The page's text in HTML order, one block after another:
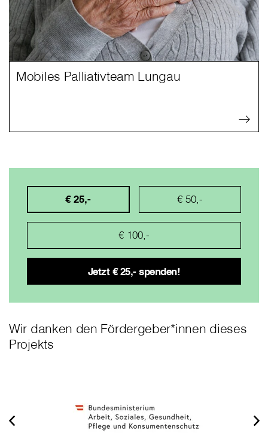
Mobiles Palliativteam Lungau
€ 25,- € 50,-
€ 100,-
Wir danken den Fördergeber*innen dieses
Projekts